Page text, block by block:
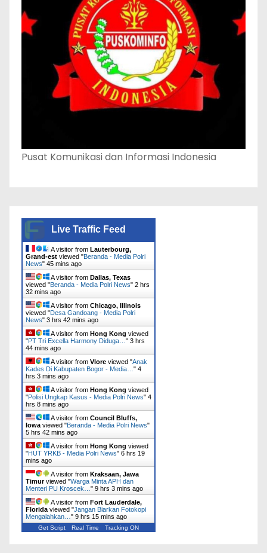
Pusat Komunikasi dan Informasi Indonesia
Live Traffic Feed
A visitor from Lauterbourg,
Grand-est viewed "Beranda - Media Polri
News" 45 mins ago
A visitor from Dallas, Texas
viewed "Beranda - Media Polri News" 2 hrs
32 mins ago
A visitor from Chicago, Illinois
viewed "Desa Gandoang - Media Polri
News" 3 hrs 42 mins ago
A visitor from Hong Kong viewed
"PT Tri Excella Harmony Diduga… " 3 hrs
44 mins ago
A visitor from Vlore viewed "Anak
Kades Di Kabupaten Bogor - Media… " 4
hrs 3 mins ago
A visitor from Hong Kong viewed
"Polisi Ungkap Kasus - Media Polri News" 4
hrs 8 mins ago
A visitor from Council Bluffs,
Iowa viewed "Beranda - Media Polri News"
5 hrs 42 mins ago
A visitor from Hong Kong viewed
"HUT YRKB - Media Polri News" 6 hrs 19
mins ago
A visitor from Kraksaan, Jawa
Timurviewed "Warga Minta APH dan
Menteri PU Kroscek… " 9 hrs 3 mins ago
A visitor from Fort Lauderdale,
Florida viewed "Jangan Biarkan Fotokopi
Mengalahkan… " 9 hrs 15 mins ago
Get Script Real Time Tracking ON